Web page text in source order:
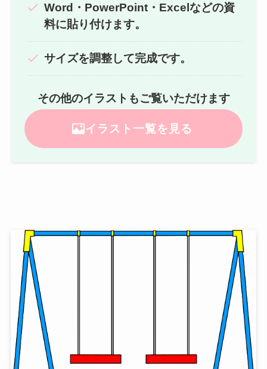
Word・PowerPoint・Excelなどの資
料に貼り付けます。
サイズを調整して完成です。
その他のイラストもご覧いただけます
イラスト一覧を見る